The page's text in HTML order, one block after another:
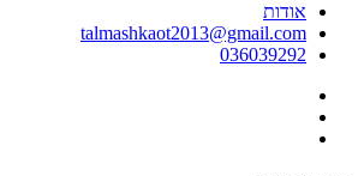
אודות
talmashkaot2013@gmail.com
036039292